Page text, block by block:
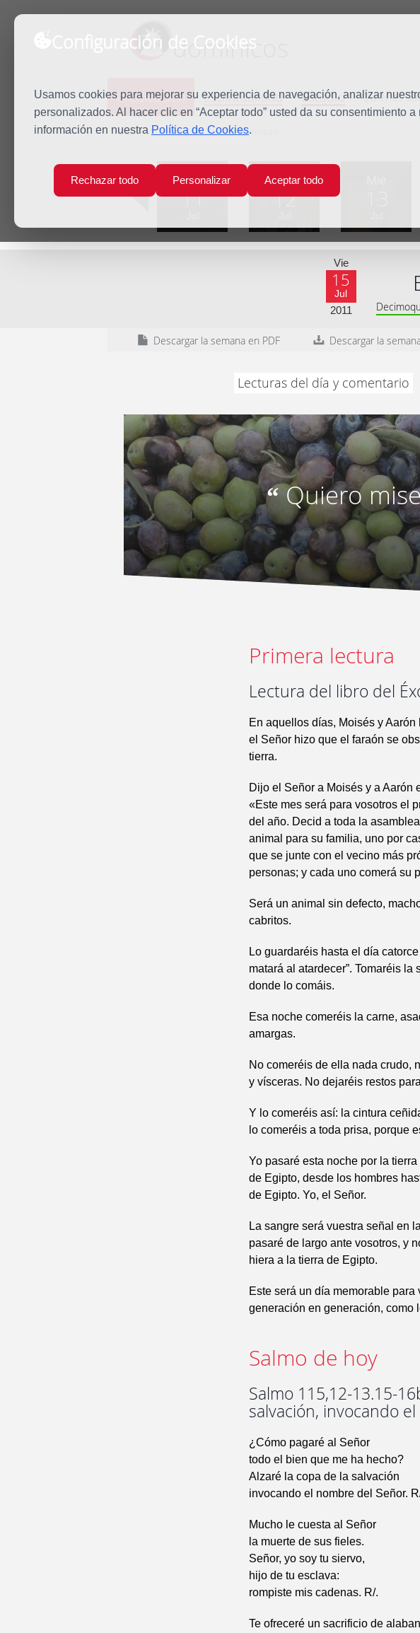
Configuración de Cookies
Usamos cookies para mejorar su experiencia de navegación, analizar
personalizados. Al hacer clic en “Aceptar todo” usted da su consentimiento
información en nuestra Política de Cookies.
Rechazar todo Personalizar Aceptar todo
dominicos
Predicación Espiritualidad Estudio Quiénes
Inicio Predicación San Buenaventura
Lun
11
Mar
12
Vie
15
Jul
2011
Descargar la semana en PDF Descargar la
Lecturas del día y comentario
“Quiero
Primera lectura
Lectura del libro del
En aquellos días, Moisés y
el Señor hizo que el faraón se
tierra.
Dijo el Señor a Moisés y a Aarón
«Este mes será para vosotros el
del año. Decid a toda la
animal para su familia, uno por
que se junte con el vecino más
personas; y cada uno comerá su
Será un animal sin defecto,
cabritos.
Lo guardaréis hasta el día
matará al atardecer”. Tomaréis
donde lo comáis.
Esa noche comeréis la carne,
amargas.
No comeréis de ella nada crudo,
y vísceras. No dejaréis restos
Y lo comeréis así: la cintura
lo comeréis a toda prisa, porque
Yo pasaré esta noche por la
de Egipto, desde los hombres
de Egipto. Yo, el Señor.
La sangre será vuestra señal en
pasaré de largo ante vosotros, y
hiera a la tierra de Egipto.
Este será un día memorable
generación en generación, como
Salmo de hoy
Salmo 115,12-13.15-
salvación, invocando
¿Cómo pagaré al Señor
todo el bien que me ha hecho?
Alzaré la copa de la salvación
invocando el nombre del Señor.
Mucho le cuesta al Señor
la muerte de sus fieles.
Señor, yo soy tu siervo,
hijo de tu esclava:
rompiste mis cadenas. R/.
Te ofreceré un sacrificio de